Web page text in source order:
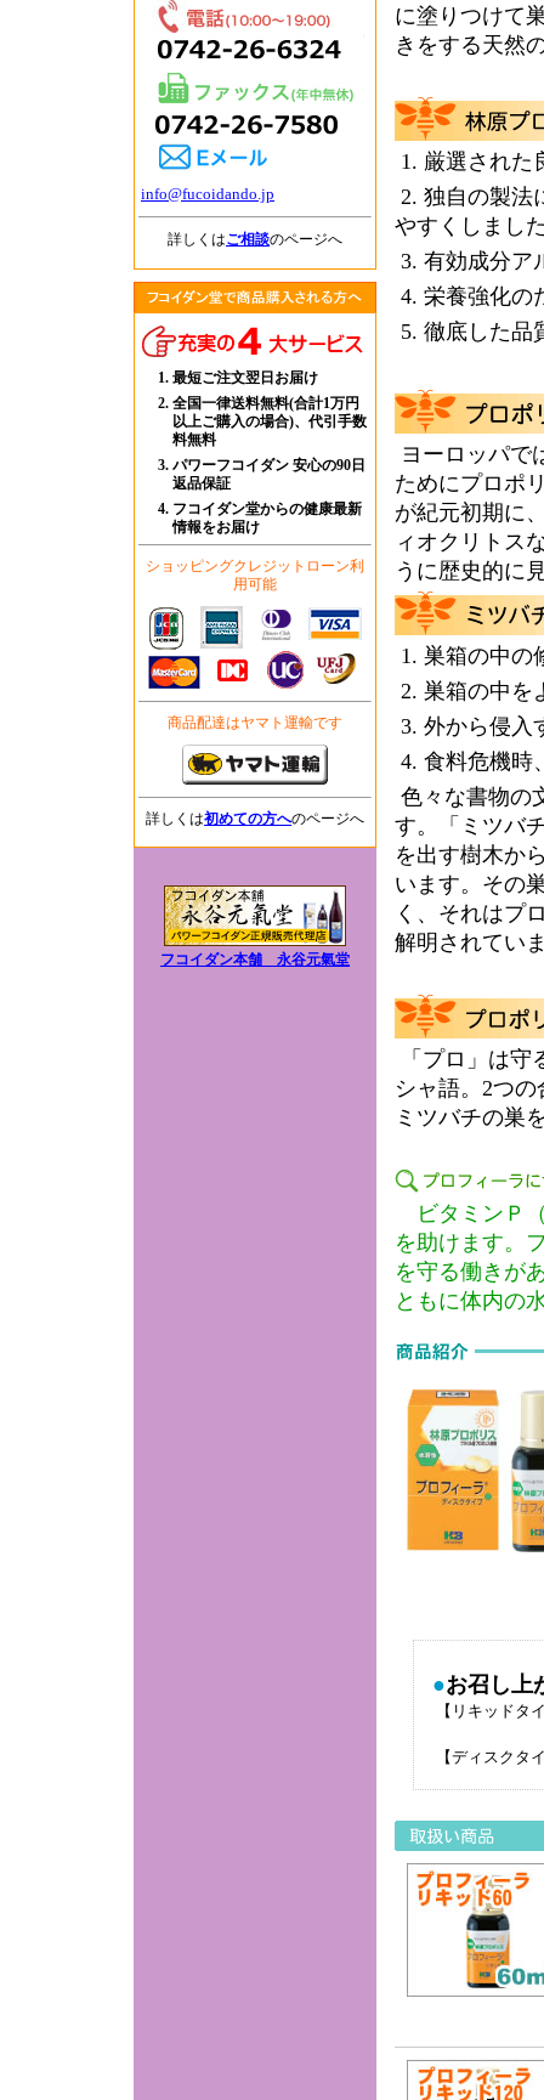
info@fucoidando.jp
詳しくはご相談のページへ
最短ご注文翌日お届け
全国一律送料無料(合計1万円
以上ご購入の場合)、代引手数
料無料
パワーフコイダン 安心の90日
返品保証
フコイダン堂からの健康最新
情報をお届け
ショッピングクレジットローン利
用可能
商品配達はヤマト運輸です
詳しくは初めての方へのページへ
フコイダン本舗 永谷元氣堂
に塗りつけて
きをする天然
1. 厳選された
2. 独自の製法
やすくしまし
3. 有効成分ア
4. 栄養強化の
5. 徹底した品
ヨーロッパで
ためにプロポ
が紀元初期に
ィオクリトス
うに歴史的に
1. 巣箱の中の
2. 巣箱の中を
3. 外から侵入
4. 食料危機時
色々な書物の
す。「ミツバ
を出す樹木か
います。その
く、それはプ
解明されてい
「プロ」は
シャ語。2つ
ミツバチの巣
ビタミンＰ
を助けます。
を守る働きが
ともに体内の
●お召し上
【リキッドタ
【ディスクタ